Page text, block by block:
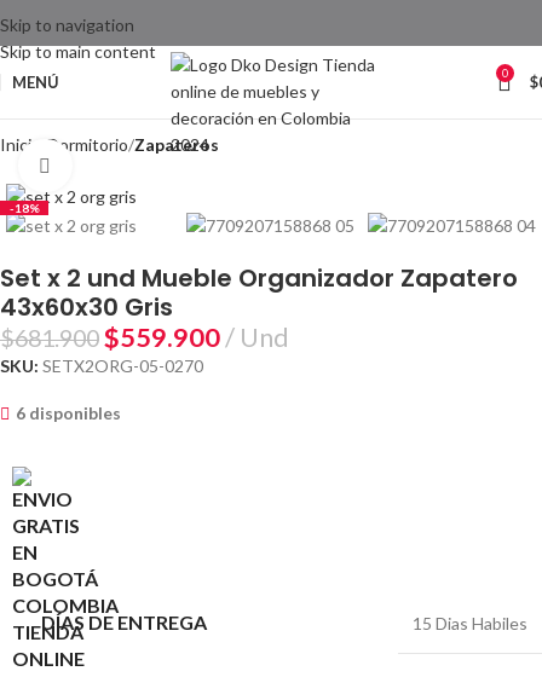
Skip to navigation
Skip to main content
MENÚ 0 $
Inicio Dormitorio Zapateros
-18%
Set x 2 und Mueble Organizador Zapatero
43x60x30 Gris
$681.900$559.900 Und
SKU: SETX2ORG-05-0270
6 disponibles
DÍAS DE ENTREGA 15 Dias Habiles